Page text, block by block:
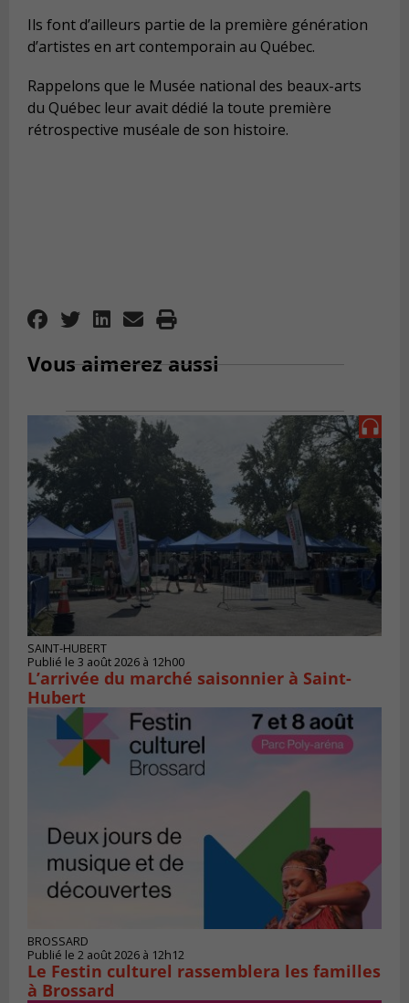
Ils font d’ailleurs partie de la première génération
d’artistes en art contemporain au Québec.
Rappelons que le Musée national des beaux-arts
du Québec leur avait dédié la toute première
rétrospective muséale de son histoire.
Vous aimerez aussi
SAINT-HUBERT
Publié le 3 août 2026 à 12h00
L’arrivée du marché saisonnier à Saint-
Hubert
BROSSARD
Publié le 2 août 2026 à 12h12
Le Festin culturel rassemblera les familles
à Brossard